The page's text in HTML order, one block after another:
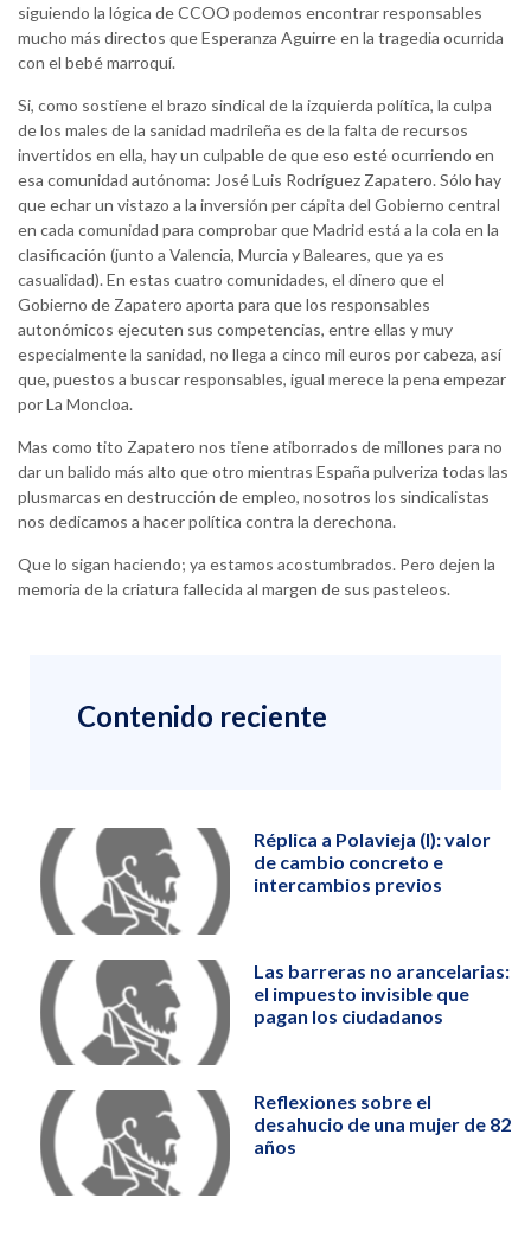
siguiendo la lógica de CCOO podemos encontrar responsables
mucho más directos que Esperanza Aguirre en la tragedia ocurrida
con el bebé marroquí.
Si, como sostiene el brazo sindical de la izquierda política, la culpa
de los males de la sanidad madrileña es de la falta de recursos
invertidos en ella, hay un culpable de que eso esté ocurriendo en
esa comunidad autónoma: José Luis Rodríguez Zapatero. Sólo hay
que echar un vistazo a la inversión per cápita del Gobierno central
en cada comunidad para comprobar que Madrid está a la cola en la
clasificación (junto a Valencia, Murcia y Baleares, que ya es
casualidad). En estas cuatro comunidades, el dinero que el
Gobierno de Zapatero aporta para que los responsables
autonómicos ejecuten sus competencias, entre ellas y muy
especialmente la sanidad, no llega a cinco mil euros por cabeza, así
que, puestos a buscar responsables, igual merece la pena empezar
por La Moncloa.
Mas como tito Zapatero nos tiene atiborrados de millones para no
dar un balido más alto que otro mientras España pulveriza todas las
plusmarcas en destrucción de empleo, nosotros los sindicalistas
nos dedicamos a hacer política contra la derechona.
Que lo sigan haciendo; ya estamos acostumbrados. Pero dejen la
memoria de la criatura fallecida al margen de sus pasteleos.
Contenido reciente
Réplica a Polavieja (I): valor
de cambio concreto e
intercambios previos
Las barreras no arancelarias:
el impuesto invisible que
pagan los ciudadanos
Reflexiones sobre el
desahucio de una mujer de 82
años